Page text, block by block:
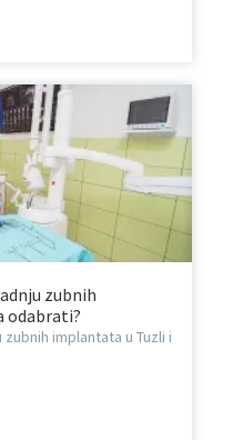
zubnih
odabrati?
implantata u Tuzli i